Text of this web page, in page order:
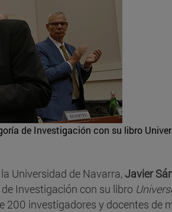
de Investigación con su libro
Universidad de Navarra,Javier
Investigación con su libro
200 investigadores y docentes de